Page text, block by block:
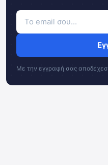
Με την εγγραφή σας